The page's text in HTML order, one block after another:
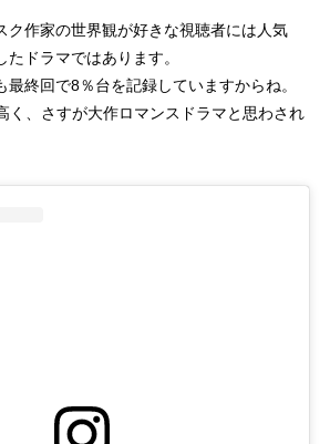
ク作家の世界観が好きな視聴者には人気
ドラマではあります。
最終回で8％台を記録していますからね。
く、さすが大作ロマンスドラマと思わされ